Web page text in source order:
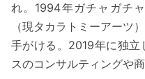
れ。1994年ガチャガチ
（現タカラトミーアーツ
手がける。2019年に独
スのコンサルティングや